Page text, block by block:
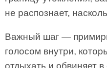
не распознает,
Важный шаг —
голосом внутри,
отдыхать и обвиняет